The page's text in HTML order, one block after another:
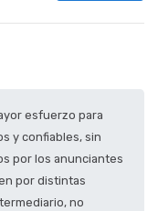
esfuerzo para
y confiables, sin
por los anunciantes
por distintas
no